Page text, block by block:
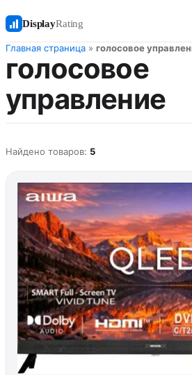
DisplayRating
Главная страница » голосовое
голосовое
управление
Найдено товаров: 5